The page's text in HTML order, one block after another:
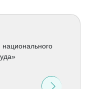
национального